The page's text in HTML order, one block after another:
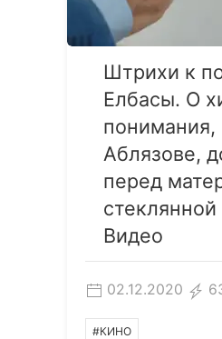
Штрихи к
Елбасы. О
понимания,
Аблязове,
перед
стеклянной
Видео
02.12.2020
#КИНО